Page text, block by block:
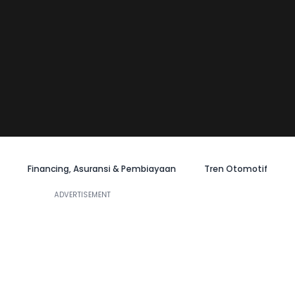
Financing, Asuransi & Pembiayaan Tren Otomotif